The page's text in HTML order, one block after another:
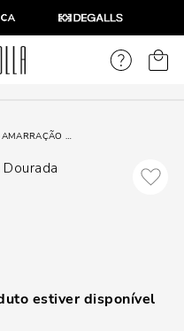
PAPETE AMARRAÇÃO METALIZADA DOURADA
estiver disponível